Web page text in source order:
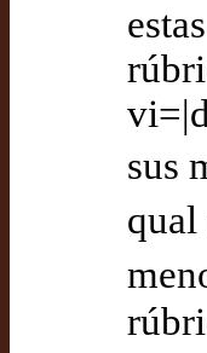
sus
qual